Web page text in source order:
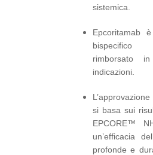
sistemica.
Epcoritamab
bispecifico
rimborsato
indicazioni.
si basa sui
EPCORE™
un’efficacia
profonde e